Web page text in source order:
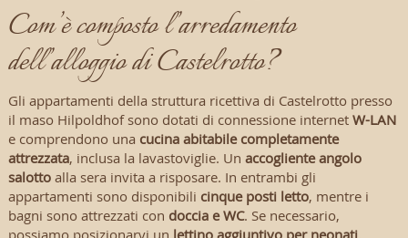
Com’è composto l’arredamento
dell’alloggio di Castelrotto?
Gli appartamenti della struttura ricettiva di Castelrotto presso
il maso Hilpoldhof sono dotati di connessione internet W-LAN
e comprendono una cucina abitabile completamente
attrezzata, inclusa la lavastoviglie. Un accogliente angolo
salottoalla sera invita a risposare. In entrambi gli
appartamenti sono disponibili cinque posti letto, mentre i
bagni sono attrezzati con doccia e WC. Se necessario,
possiamo posizionarvi un lettino aggiuntivo per neonati.